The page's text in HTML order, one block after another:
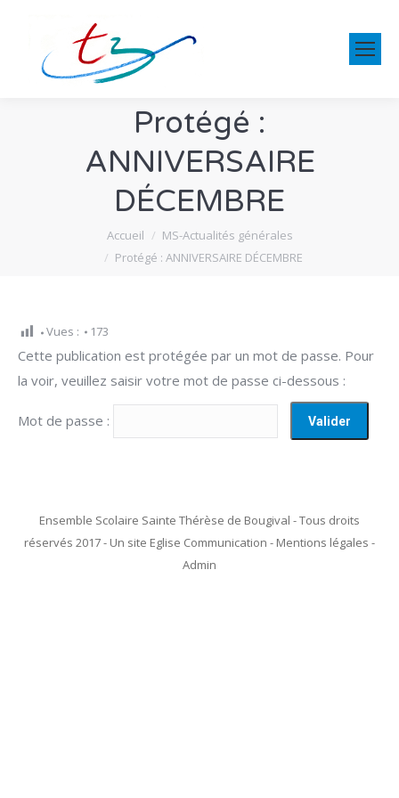
Protégé :
ANNIVERSAIRE
DÉCEMBRE
Accueil
MS-Actualités générales
Protégé : ANNIVERSAIRE DÉCEMBRE
Vues : 173
Cette publication est protégée par un mot de passe. Pour
la voir, veuillez saisir votre mot de passe ci-dessous :
Mot de passe :
Ensemble Scolaire Sainte Thérèse de Bougival - Tous droits
réservés 2017 - Un site Eglise Communication - Mentions légales -
Admin